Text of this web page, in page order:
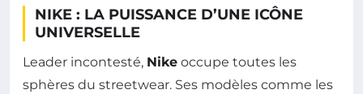
NIKE : LA PUISSANCE D’UNE ICÔNE
UNIVERSELLE
Leader incontesté, Nike occupe toutes les
sphères du streetwear. Ses modèles comme les